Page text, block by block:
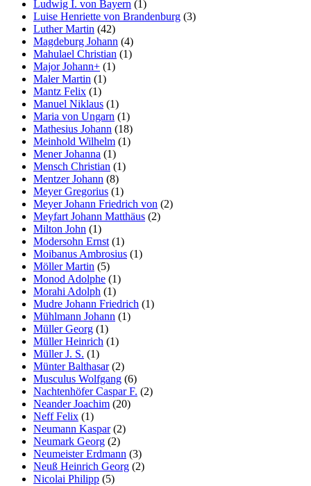
Ludwig I. von Bayern (1)
Luise Henriette von Brandenburg (3)
Luther Martin (42)
Magdeburg Johann (4)
Mahulael Christian (1)
Major Johann+ (1)
Maler Martin (1)
Mantz Felix (1)
Manuel Niklaus (1)
Maria von Ungarn (1)
Mathesius Johann (18)
Meinhold Wilhelm (1)
Mener Johanna (1)
Mensch Christian (1)
Mentzer Johann (8)
Meyer Gregorius (1)
Meyer Johann Friedrich von (2)
Meyfart Johann Matthäus (2)
Milton John (1)
Modersohn Ernst (1)
Moibanus Ambrosius (1)
Möller Martin (5)
Monod Adolphe (1)
Morahi Adolph (1)
Mudre Johann Friedrich (1)
Mühlmann Johann (1)
Müller Georg (1)
Müller Heinrich (1)
Müller J. S. (1)
Münter Balthasar(2)
Musculus Wolfgang (6)
Nachtenhöfer Caspar F. (2)
Neander Joachim (20)
Neff Felix (1)
Neumann Kaspar(2)
Neumark Georg (2)
Neumeister Erdmann (3)
Neuß Heinrich Georg (2)
Nicolai Philipp (5)